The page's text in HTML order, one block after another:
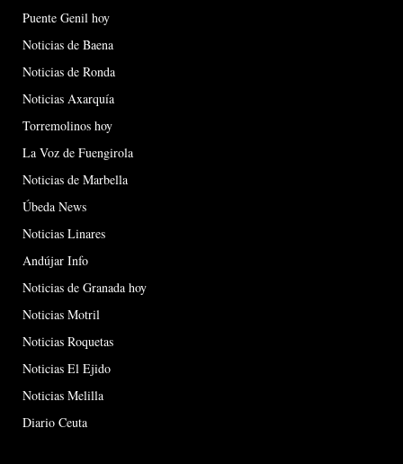
Puente Genil hoy
Noticias de Baena
Noticias de Ronda
Noticias Axarquía
Torremolinos hoy
La Voz de Fuengirola
Noticias de Marbella
Úbeda News
Noticias Linares
Andújar Info
Noticias de Granada hoy
Noticias Motril
Noticias Roquetas
Noticias El Ejido
Noticias Melilla
Diario Ceuta